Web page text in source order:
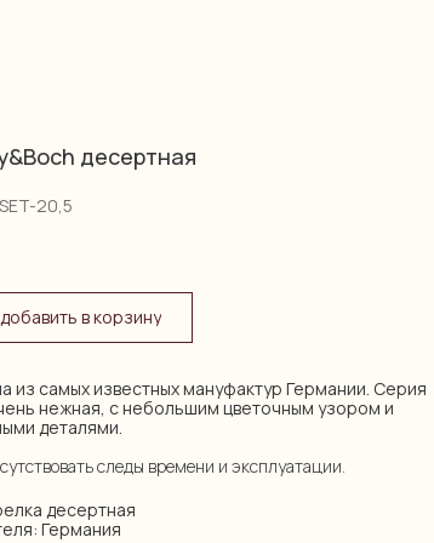
десертная
20,5
добавить в корзину
из самых известных мануфактур Германии. Серия
нежная, с небольшим цветочным узором и
деталями.
следы времени и эксплуатации.
десертная
Германия